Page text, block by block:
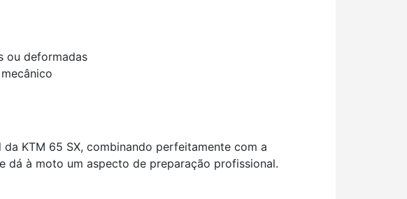
ou deformadas
da KTM 65 SX, combinando perfeitamente com a
dá à moto um aspecto de preparação profissional.